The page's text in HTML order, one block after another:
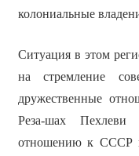
колониальные
Ситуация в этом
на стремление
дружественные
Реза-шах Пехлеви
отношению к СССР